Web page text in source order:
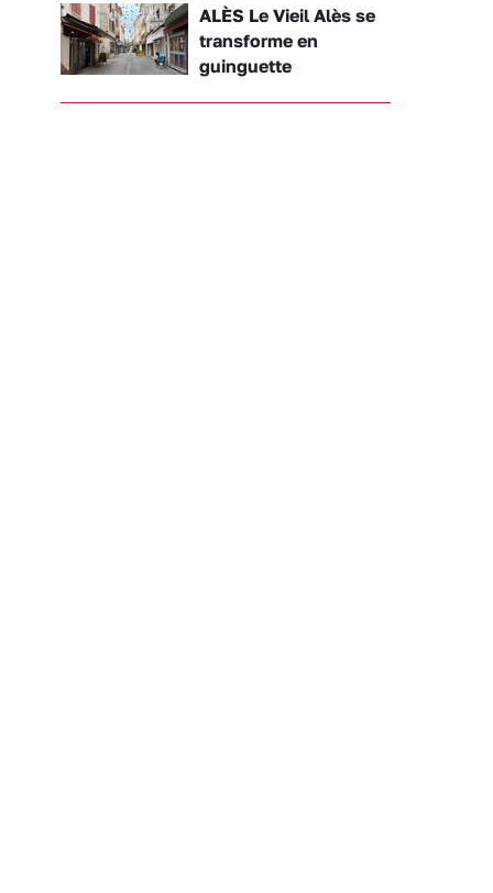
ALÈS Le Vieil Alès se
transforme en
guinguette